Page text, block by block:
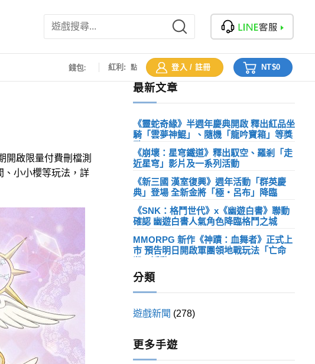
關
鍵
錢包: 紅利: 點 登入 / 註冊 NT$0
啟限量付費刪檔測
、小小櫻等玩法，詳
最新文章
《靈蛇奇緣》半週年慶典開啟 釋出紅品坐
騎「雲夢神鯤」、隨機「龍吟寶箱」等獎
20Comments
《崩壞：星穹鐵道》釋出馭空、羅剎「走
近星穹」影片及一系列活動
23Comments
《新三國 漢室復興》週年活動「群英慶
典」登場 全新金將「極・呂布」降臨
19Comments
《SNK：格鬥世代》x《幽遊白書》聯動
確認 幽遊白書人氣角色降臨格鬥之城
MMORPG 新作《神蹟：血舞者》正式上
市 預告明日開啟軍團領地戰玩法「亡命
24Comments
分類
遊戲新聞 (278)
更多手遊